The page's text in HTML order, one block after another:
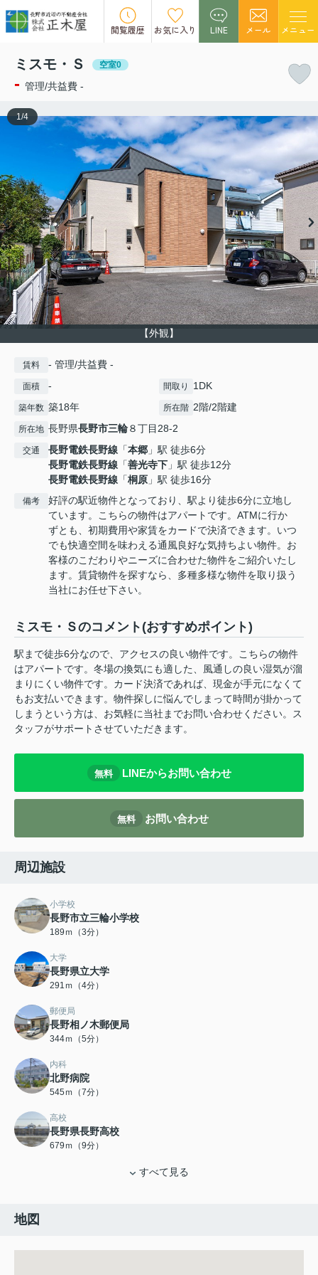
閲覧履歴 お気に入り LINE メール メニュー
この物件の募集は終了しました。
ミスモ・Ｓ 空室0
- 管理/共益費 -
【外観】
1/4
賃料 - 管理/共益費 -
面積 - 間取り 1DK
築年数 築18年 所在階 2階/2階建
所在地 長野県長野市三輪８丁目28-2
交通 長野電鉄長野線 「本郷 」駅 徒歩6分
長野電鉄長野線 「善光寺下 」駅 徒歩12分
長野電鉄長野線 「桐原 」駅 徒歩16分
備考
好評の駅近物件となっており、駅より徒歩6分に立地し
ています。こちらの物件はアパートです。ATMに行か
ずとも、初期費用や家賃をカードで決済できます。いつ
でも快適空間を味わえる通風良好な気持ちよい物件。お
客様のこだわりやニーズに合わせた物件をご紹介いたし
ます。賃貸物件を探すなら、多種多様な物件を取り扱う
当社にお任せ下さい。
ミスモ・Ｓのコメント(おすすめポイント)
駅まで徒歩6分なので、アクセスの良い物件です。こちらの物件
はアパートです。冬場の換気にも適した、風通しの良い湿気が溜
まりにくい物件です。カード決済であれば、現金が手元になくて
もお支払いできます。物件探しに悩んでしまって時間が掛かって
しまうという方は、お気軽に当社までお問い合わせください。ス
タッフがサポートさせていただきます。
無料 LINEからお問い合わせ
無料 お問い合わせ
周辺施設
小学校
長野市立三輪小学校
189ｍ（3分）
大学
長野県立大学
291ｍ（4分）
郵便局
長野相ノ木郵便局
344ｍ（5分）
内科
北野病院
545ｍ（7分）
高校
長野県長野高校
679ｍ（9分）
すべて見る
地図